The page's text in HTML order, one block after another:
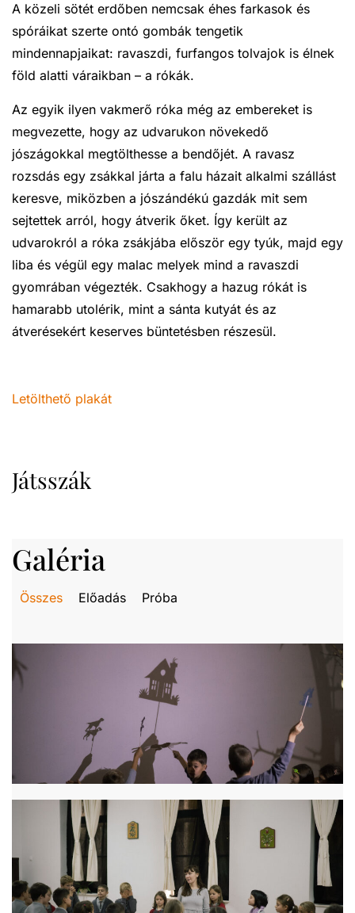
A közeli sötét erdőben nemcsak éhes farkasok és
spóráikat szerte ontó gombák tengetik
mindennapjaikat: ravaszdi, furfangos tolvajok is élnek
föld alatti váraikban – a rókák.
Az egyik ilyen vakmerő róka még az embereket is
megvezette, hogy az udvarukon növekedő
jószágokkal megtölthesse a bendőjét. A ravasz
rozsdás egy zsákkal járta a falu házait alkalmi szállást
keresve, miközben a jószándékú gazdák mit sem
sejtettek arról, hogy átverik őket. Így került az
udvarokról a róka zsákjába először egy tyúk, majd egy
liba és végül egy malac melyek mind a ravaszdi
gyomrában végezték. Csakhogy a hazug rókát is
hamarabb utolérik, mint a sánta kutyát és az
átverésekért keserves büntetésben részesül.
Letölthető plakát
Játsszák
Galéria
Összes Előadás Próba